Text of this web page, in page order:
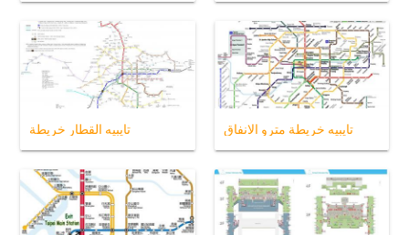
تايبيه القطار خريطة تايبيه خريطة مترو الانفاق